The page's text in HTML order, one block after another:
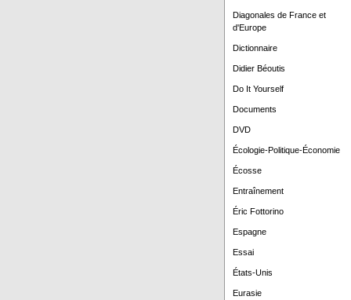
Diagonales de France et
d'Europe
Dictionnaire
Didier Béoutis
Do It Yourself
Documents
DVD
Écologie-Politique-Économie
Écosse
Entraînement
Éric Fottorino
Espagne
Essai
États-Unis
Eurasie